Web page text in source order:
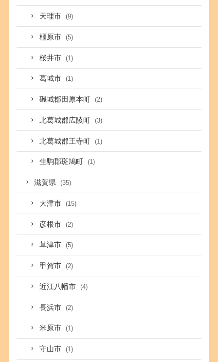
天理市 (9)
橿原市 (5)
桜井市 (1)
葛城市 (1)
磯城郡田原本町 (2)
北葛城郡広陵町 (3)
北葛城郡王寺町 (1)
生駒郡斑鳩町 (1)
滋賀県 (35)
大津市 (15)
彦根市 (2)
草津市 (5)
甲賀市 (2)
近江八幡市 (4)
長浜市 (2)
米原市 (1)
守山市 (1)